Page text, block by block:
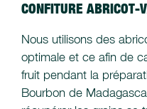
CONFITURE ABRICOT-
Nous utilisons des
optimale et ce afin de
fruit pendant la
Bourbon de